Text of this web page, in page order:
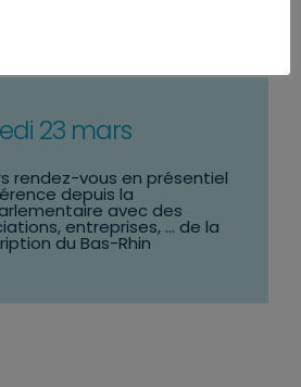
23 mars
rendez-vous en présentiel
depuis la
avec des
entreprises, … de la
du Bas-Rhin